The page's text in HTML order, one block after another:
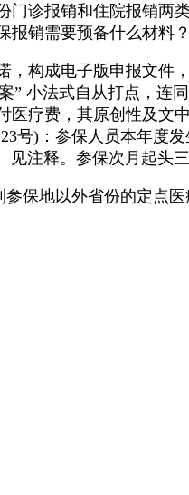
门诊报销和住院报销两
销需要预备什么材料
构成电子版申报文件
” 小法式自从打点，连
疗费，其原创性及文
号)：参保人员本年度
注释。参保次月起头三
保地以外省份的定点医